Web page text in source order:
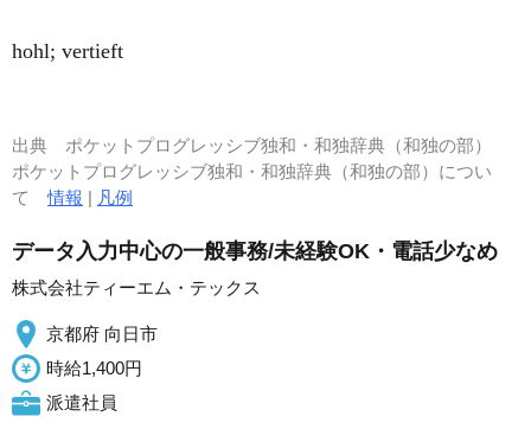
hohl; vertieft
出典 ポケットプログレッシブ独和・和独辞典（和独の部）
ポケットプログレッシブ独和・和独辞典（和独の部）につい
て情報 | 凡例
データ入力中心の一般事務/未経験OK・電話少なめ
株式会社ティーエム・テックス
京都府 向日市
時給1,400円
派遣社員